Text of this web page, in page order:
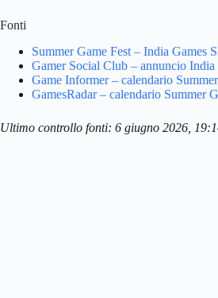
Fonti
Summer Game Fest – India Games
Gamer Social Club – annuncio India
Game Informer – calendario
GamesRadar – calendario Summer
Ultimo controllo fonti: 6 giugno 2026,